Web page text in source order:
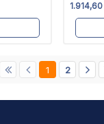
1.914,60
1 2